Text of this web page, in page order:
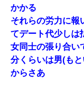
かかる
それらの労力に報
てデート代少しは
女同士の張り合い
分くらいは男(も
からさあ